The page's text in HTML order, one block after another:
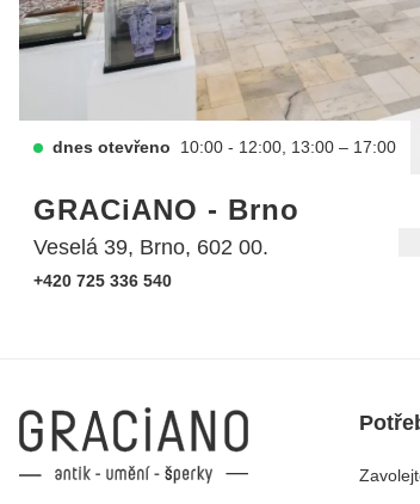
dnes otevřeno 10:00 - 12:00, 13:00 – 17:00
GRACiANO - Brno
Veselá 39, Brno, 602 00.
+420 725 336 540